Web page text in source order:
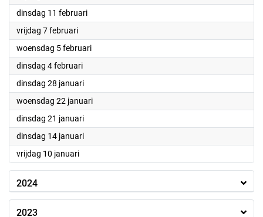
dinsdag 11 februari2025
vrijdag 7 februari2025
woensdag 5 februari2025
dinsdag 4 februari2025
dinsdag 28 januari2025
woensdag 22 januari2025
dinsdag 21 januari2025
dinsdag 14 januari2025
vrijdag 10 januari2025
2024
2023